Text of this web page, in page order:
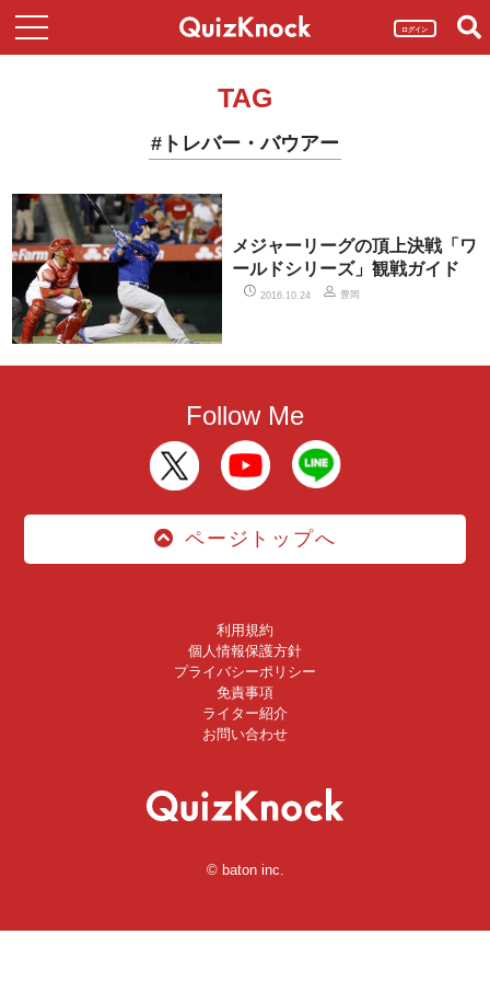
ログイン
TAG
#トレバー・バウアー
メジャーリーグの頂上決戦「ワ
ールドシリーズ」観戦ガイド
2016.10.24 豊岡
Follow Me
ページトップへ
利用規約
個人情報保護方針
プライバシーポリシー
免責事項
ライター紹介
お問い合わせ
© baton inc.